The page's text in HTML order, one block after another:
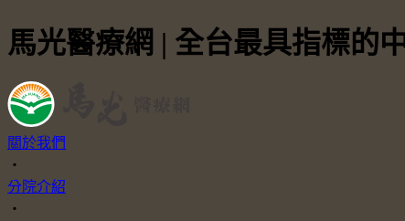
馬光醫療網 | 全台最具指標的
關於我們
・
分院介紹
・